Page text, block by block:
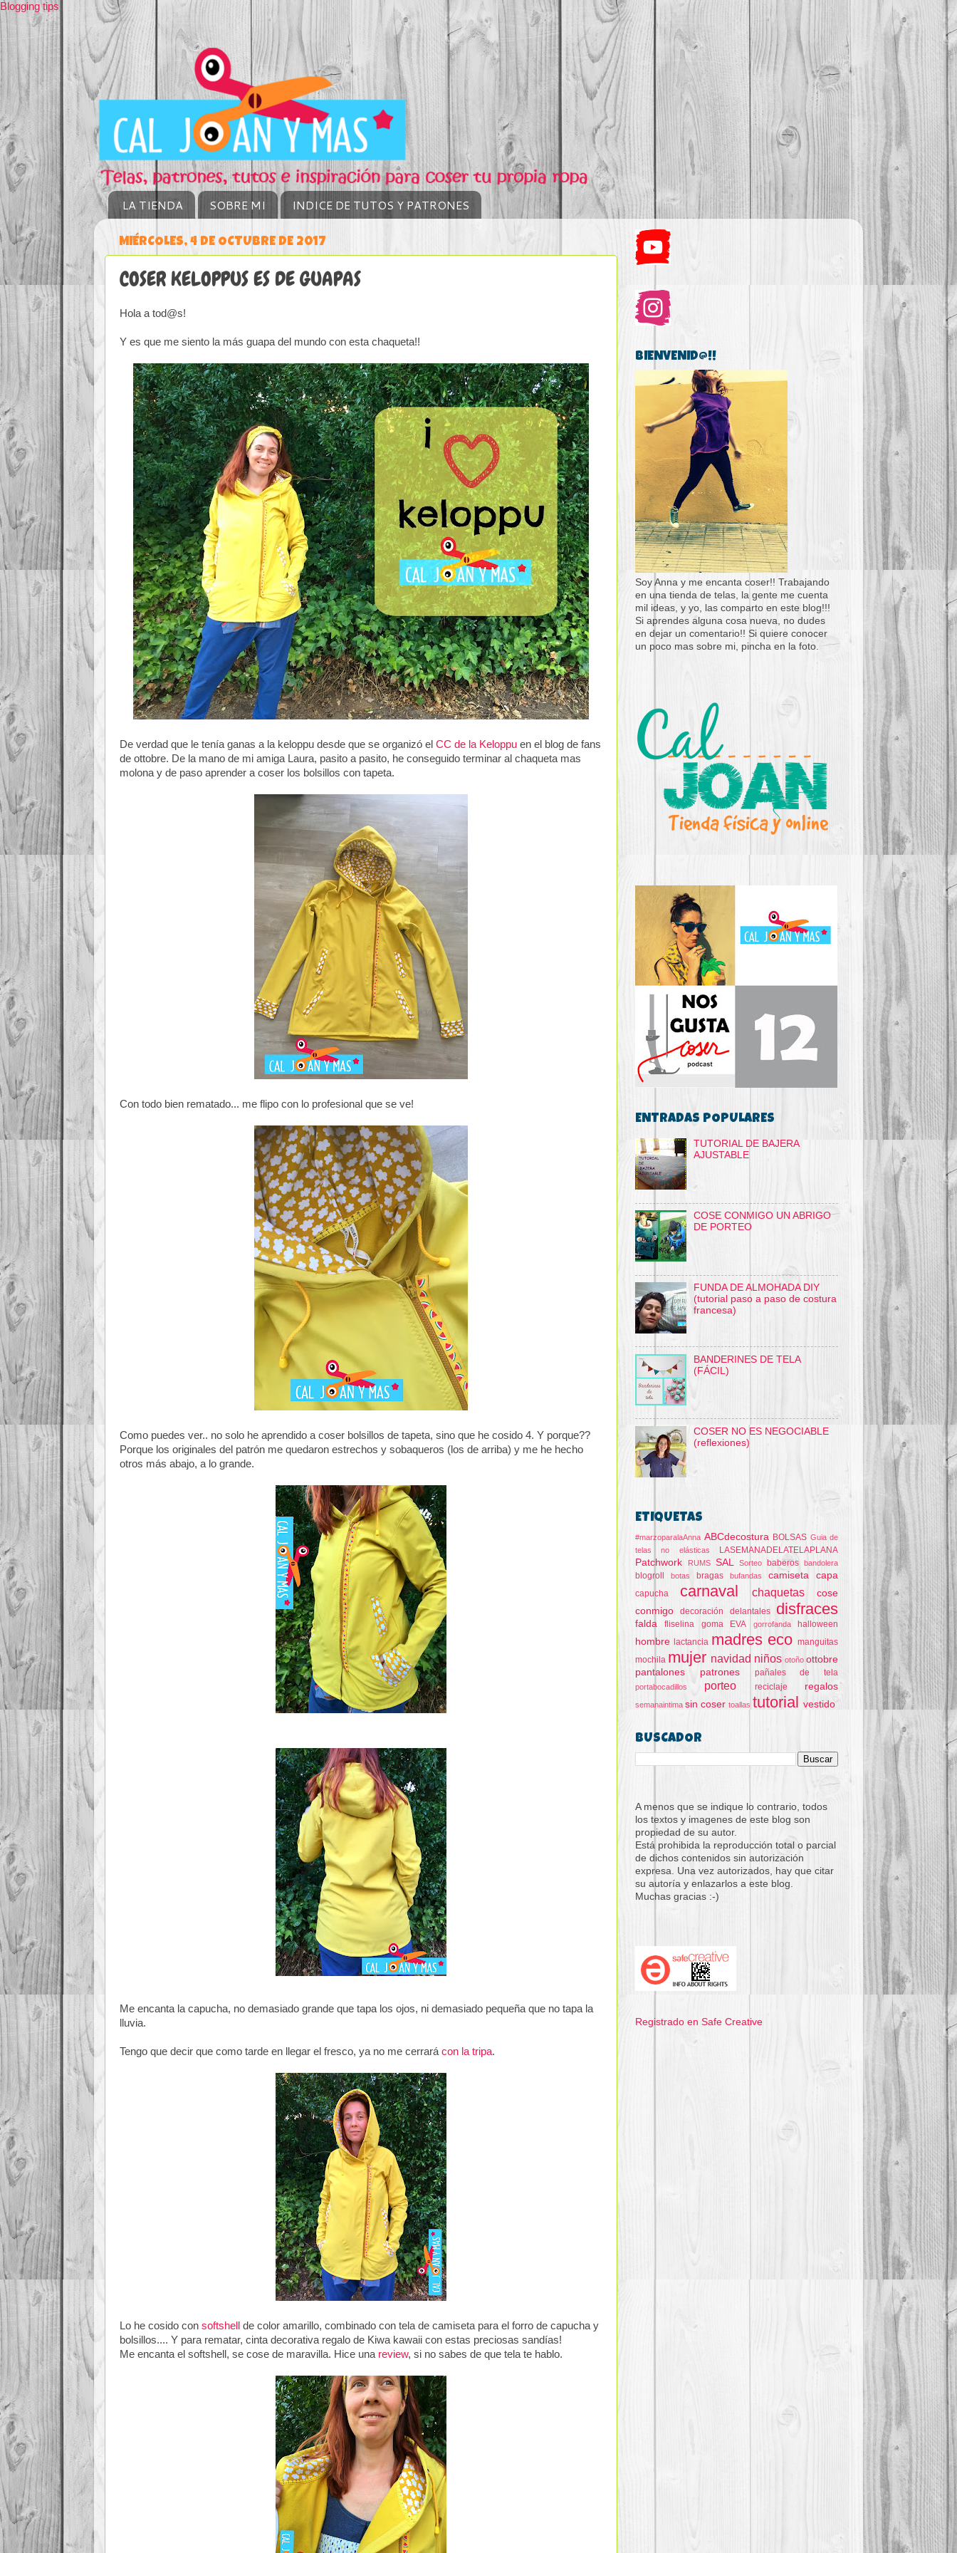
Blogging tips
LA TIENDA SOBRE MI INDICE DE TUTOS Y PATRONES
MIÉRCOLES, 4 DE OCTUBRE DE 2017
COSER KELOPPUS ES DE GUAPAS
Hola a tod@s!
Y es que me siento la más guapa del mundo con esta chaqueta!!
De verdad que le tenía ganas a la keloppu desde que se organizó el CC de la Keloppu en el blog de fans
de ottobre. De la mano de mi amiga Laura, pasito a pasito, he conseguido terminar al chaqueta mas
molona y de paso aprender a coser los bolsillos con tapeta.
Con todo bien rematado... me flipo con lo profesional que se ve!
Como puedes ver.. no solo he aprendido a coser bolsillos de tapeta, sino que he cosido 4. Y porque??
Porque los originales del patrón me quedaron estrechos y sobaqueros (los de arriba) y me he hecho
otros más abajo, a lo grande.
Me encanta la capucha, no demasiado grande que tapa los ojos, ni demasiado pequeña que no tapa la
lluvia.
Tengo que decir que como tarde en llegar el fresco, ya no me cerrarácon la tripa.
Lo he cosido con softshell
de color amarillo, combinado con tela de camiseta para el forro de capucha y
bolsillos.... Y para rematar, cinta decorativa regalo de Kiwa kawaii con estas preciosas sandías!
Me encanta el softshell, se cose de maravilla. Hice una review, si no sabes de que tela te hablo.
BIENVENID@!!
Soy Anna y me encanta coser!! Trabajando
en una tienda de telas, la gente me cuenta
mil ideas, y yo, las comparto en este blog!!!
Si aprendes alguna cosa nueva, no dudes
en dejar un comentario!! Si quiere conocer
un poco mas sobre mi, pincha en la foto.
ENTRADAS POPULARES
TUTORIAL DE BAJERA
AJUSTABLE
COSE CONMIGO UN ABRIGO
DE PORTEO
FUNDA DE ALMOHADA DIY
(tutorial paso a paso de costura
francesa)
BANDERINES DE TELA
(FÁCIL)
COSER NO ES NEGOCIABLE
(reflexiones)
ETIQUETAS
#marzoparalaAnna ABCdecostura BOLSAS Guia de
telas no elásticas
LASEMANADELATELAPLANA
Patchwork RUMS SAL Sorteo baberos bandolera
blogroll botas bragas bufandas camiseta capa
capucha carnaval chaquetas
cose
conmigo
decoración delantales disfraces
falda fliselina goma EVA gorrofanda halloween
hombre lactancia madres eco manguitas
mochila mujer navidad niños otoño ottobre
pantalones
patrones pañales de tela
portabocadillos porteo reciclaje regalos
semanaintima sin coser toallas tutorial vestido
BUSCADOR
A menos que se indique lo contrario, todos
los textos y imagenes de este blog son
propiedad de su autor.
Está prohibida la reproducción total o parcial
de dichos contenidos sin autorización
expresa. Una vez autorizados, hay que citar
su autoría y enlazarlos a este blog.
Muchas gracias :-)
Registrado en Safe Creative